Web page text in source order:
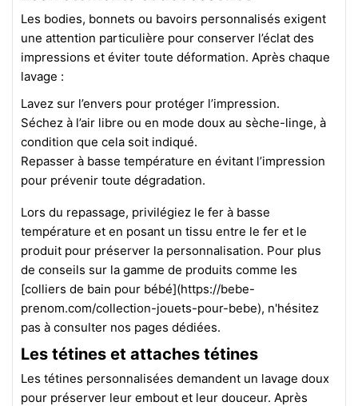
Les bodies, bonnets ou bavoirs personnalisés exigent
une attention particulière pour conserver l’éclat des
impressions et éviter toute déformation. Après chaque
lavage :
Lavez sur l’envers pour protéger l’impression.
Séchez à l’air libre ou en mode doux au sèche-linge, à
condition que cela soit indiqué.
Repasser à basse température en évitant l’impression
pour prévenir toute dégradation.
Lors du repassage, privilégiez le fer à basse
température et en posant un tissu entre le fer et le
produit pour préserver la personnalisation. Pour plus
de conseils sur la gamme de produits comme les
[colliers de bain pour bébé](https://bebe-
prenom.com/collection-jouets-pour-bebe), n'hésitez
pas à consulter nos pages dédiées.
Les tétines et attaches tétines
Les tétines personnalisées demandent un lavage doux
pour préserver leur embout et leur douceur. Après